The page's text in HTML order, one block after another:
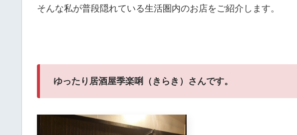
そんな私が普段隠れている生活圏内のお店をご紹介します。
ゆったり居酒屋季楽唎（きらき）さんです。